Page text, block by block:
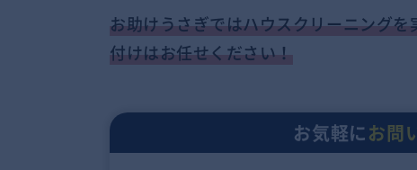
お助けうさぎではハウスクリーニング
付けはお任せください！
お気軽にお問